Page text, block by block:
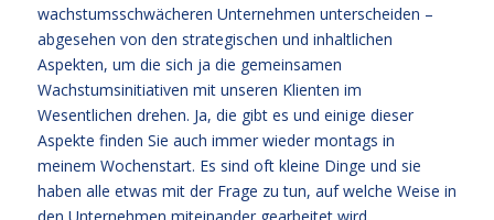
wachstumsschwächeren Unternehmen unterscheiden –
abgesehen von den strategischen und inhaltlichen
Aspekten, um die sich ja die gemeinsamen
Wachstumsinitiativen mit unseren Klienten im
Wesentlichen drehen. Ja, die gibt es und einige dieser
Aspekte finden Sie auch immer wieder montags in
meinem Wochenstart. Es sind oft kleine Dinge und sie
haben alle etwas mit der Frage zu tun, auf welche Weise in
den Unternehmen miteinander gearbeitet wird.